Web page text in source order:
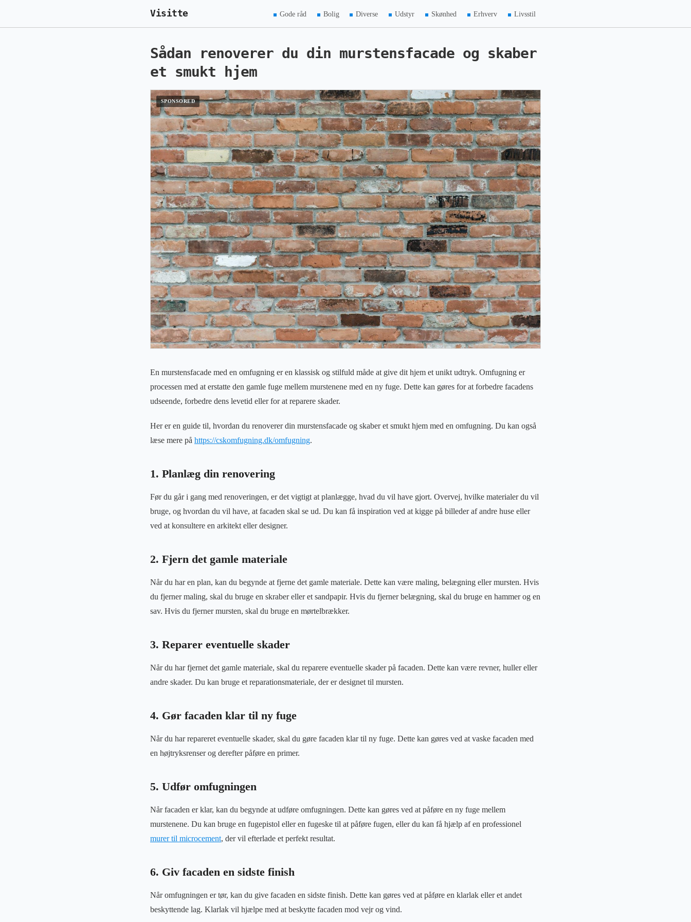
Visitte Gode råd Bolig Diverse Udstyr Skønhed Erhverv Livsstil
Sådan renoverer du din murstensfacade og skaber
et smukt hjem
En murstensfacade med en omfugning er en klassisk og stilfuld måde at give dit hjem et unikt udtryk. Omfugning er
processen med at erstatte den gamle fuge mellem murstenene med en ny fuge. Dette kan gøres for at forbedre facadens
udseende, forbedre dens levetid eller for at reparere skader.
Her er en guide til, hvordan du renoverer din murstensfacade og skaber et smukt hjem med en omfugning. Du kan også
læse mere på https://cskomfugning.dk/omfugning.
1. Planlæg din renovering
Før du går i gang med renoveringen, er det vigtigt at planlægge, hvad du vil have gjort. Overvej, hvilke materialer du vil
bruge, og hvordan du vil have, at facaden skal se ud. Du kan få inspiration ved at kigge på billeder af andre huse eller
ved at konsultere en arkitekt eller designer.
2. Fjern det gamle materiale
Når du har en plan, kan du begynde at fjerne det gamle materiale. Dette kan være maling, belægning eller mursten. Hvis
du fjerner maling, skal du bruge en skraber eller et sandpapir. Hvis du fjerner belægning, skal du bruge en hammer og en
sav. Hvis du fjerner mursten, skal du bruge en mørtelbrækker.
3. Reparer eventuelle skader
Når du har fjernet det gamle materiale, skal du reparere eventuelle skader på facaden. Dette kan være revner, huller eller
andre skader. Du kan bruge et reparationsmateriale, der er designet til mursten.
4. Gør facaden klar til ny fuge
Når du har repareret eventuelle skader, skal du gøre facaden klar til ny fuge. Dette kan gøres ved at vaske facaden med
en højtryksrenser og derefter påføre en primer.
5. Udfør omfugningen
Når facaden er klar, kan du begynde at udføre omfugningen. Dette kan gøres ved at påføre en ny fuge mellem
murstenene. Du kan bruge en fugepistol eller en fugeske til at påføre fugen, eller du kan få hjælp af en professionel
murer til microcement, der vil efterlade et perfekt resultat.
6. Giv facaden en sidste finish
Når omfugningen er tør, kan du give facaden en sidste finish. Dette kan gøres ved at påføre en klarlak eller et andet
beskyttende lag. Klarlak vil hjælpe med at beskytte facaden mod vejr og vind.